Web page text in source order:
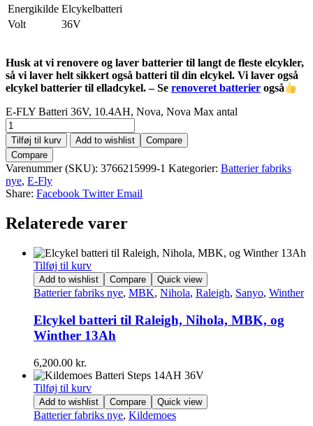
Energikilde Elcykelbatteri
Volt
36V
Husk at vi renovere og laver batterier til langt de fleste elcykler,
så vi laver helt sikkert også batteri til din elcykel. Vi laver også
elcykel batterier til elladcykel. – Se renoveret batterier også
E-FLY Batteri 36V, 10.4AH, Nova, Nova Max antal
Tilføj til kurv Add to wishlist
Compare
Compare
Varenummer (SKU): 3766215999-1 Kategorier: Batterier fabriks
nye, E-Fly
Share: Facebook Twitter Email
Relaterede varer
Tilføj til kurv
Add to wishlist Compare Quick view
Batterier fabriks nye, MBK, Nihola, Raleigh, Sanyo, Winther
Elcykel batteri til Raleigh, Nihola, MBK, og
Winther 13Ah
6,200.00 kr.
Tilføj til kurv
Add to wishlist Compare Quick view
Batterier fabriks nye, Kildemoes